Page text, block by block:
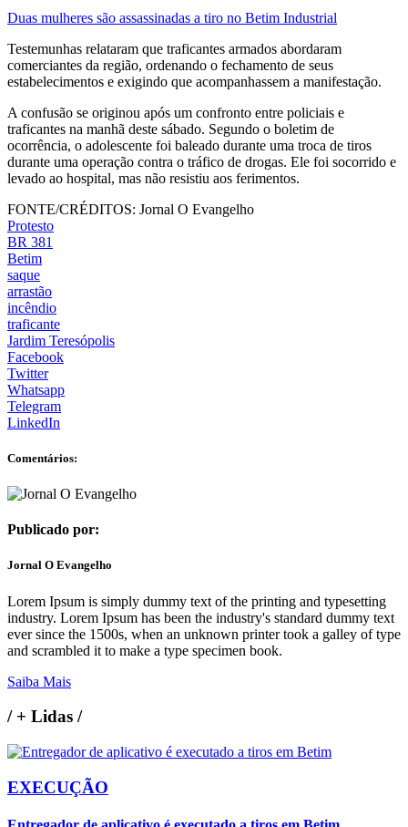
Duas mulheres são assassinadas a tiro no Betim Industrial
Testemunhas relataram que traficantes armados abordaram
comerciantes da região, ordenando o fechamento de seus
estabelecimentos e exigindo que acompanhassem a manifestação.
A confusão se originou após um confronto entre policiais e
traficantes na manhã deste sábado. Segundo o boletim de
ocorrência, o adolescente foi baleado durante uma troca de tiros
durante uma operação contra o tráfico de drogas. Ele foi socorrido e
levado ao hospital, mas não resistiu aos ferimentos.
FONTE/CRÉDITOS: Jornal O Evangelho
Protesto
BR 381
Betim
saque
arrastão
incêndio
traficante
Jardim Teresópolis
Facebook
Twitter
Whatsapp
Telegram
LinkedIn
Comentários:
Publicado por:
Jornal O Evangelho
Lorem Ipsum is simply dummy text of the printing and typesetting
industry. Lorem Ipsum has been the industry's standard dummy text
ever since the 1500s, when an unknown printer took a galley of type
and scrambled it to make a type specimen book.
Saiba Mais
/+ Lidas /
EXECUÇÃO